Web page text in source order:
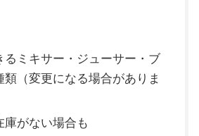
るミキサー・ジューサー・ブ
類（変更になる場合がありま
庫がない場合も